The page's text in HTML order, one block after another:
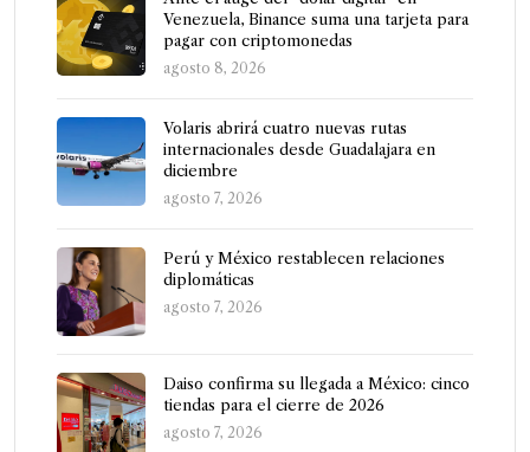
Venezuela, Binance suma una tarjeta para
pagar con criptomonedas
agosto 8, 2026
Volaris abrirá cuatro nuevas rutas
internacionales desde Guadalajara en
diciembre
agosto 7, 2026
Perú y México restablecen relaciones
diplomáticas
agosto 7, 2026
Daiso confirma su llegada a México: cinco
tiendas para el cierre de 2026
agosto 7, 2026